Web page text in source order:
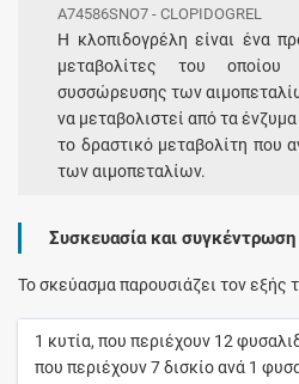
A74586SNO7 - CLOPIDOGREL
Η κλοπιδογρέλη είναι ένα
μεταβολίτες του οποίου
συσσώρευσης των
να μεταβολιστεί από τα
το δραστικό μεταβολίτη που
των αιμοπεταλίων.
Συσκευασία και συγκέντρωση
Το σκεύασμα παρουσιάζει τον εξής
1 κυτία, που περιέχουν 12
που περιέχουν7δισκίοανά 1